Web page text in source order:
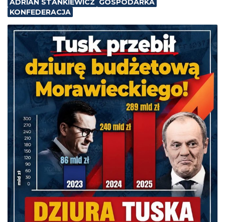
ADRIAN STANKIEWICZ GOSPODARKA
KONFEDERACJA